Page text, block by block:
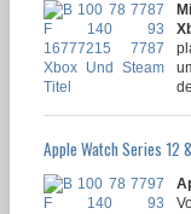
Apple Watch Series 12